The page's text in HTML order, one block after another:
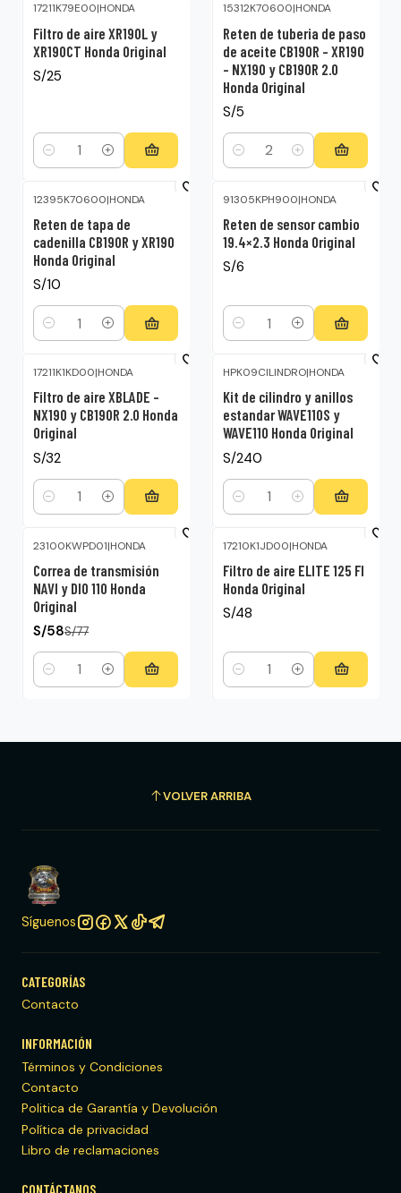
17211K79E00|HONDA
Filtro de aire XR190L y
XR190CT Honda Original
S/25
Cantidad
15312K70600|HONDA
Reten de tuberia de paso
de aceite CB190R – XR190
– NX190 y CB190R 2.0
Honda Original
S/5
Cantidad
12395K70600|HONDA
Reten de tapa de
cadenilla CB190R y XR190
Honda Original
S/10
Cantidad
91305KPH900|HONDA
Reten de sensor cambio
19.4×2.3 Honda Original
S/6
Cantidad
17211K1KD00|HONDA
Filtro de aire XBLADE –
NX190 y CB190R 2.0 Honda
Original
S/32
Cantidad
HPK09CILINDRO|HONDA
Kit de cilindro y anillos
estandar WAVE110S y
WAVE110 Honda Original
S/240
Cantidad
23100KWPD01|HONDA
Correa de transmisión
NAVI y DIO 110 Honda
Original
S/58S/77
Cantidad
17210K1JD00|HONDA
Filtro de aire ELITE 125 FI
Honda Original
S/48
Cantidad
VOLVER ARRIBA
Síguenos
CATEGORÍAS
Contacto
INFORMACIÓN
Términos y Condiciones
Contacto
Politica de Garantía y Devolución
Política de privacidad
Libro de reclamaciones
CONTÁCTANOS